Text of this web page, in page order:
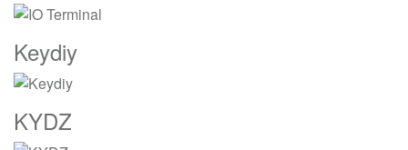
Keydiy
KYDZ